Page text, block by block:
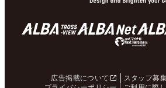
広告掲載について スタッフ募